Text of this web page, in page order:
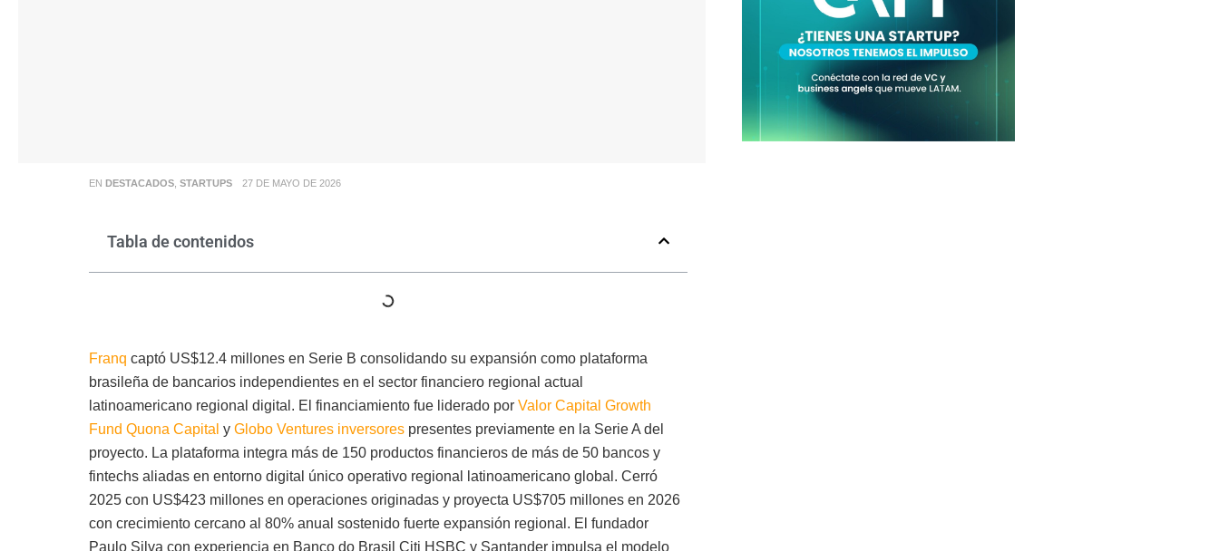
EN DESTACADOS, STARTUPS 27 DE MAYO DE 2026
Tabla de contenidos
Franq captó US$12.4 millones en Serie B consolidando su expansión como plataforma
brasileña de bancarios independientes en el sector financiero regional actual
latinoamericano regional digital. El financiamiento fue liderado por Valor Capital Growth
Fund Quona Capital y Globo Ventures inversorespresentes previamente en la Serie A del
proyecto. La plataforma integra más de 150 productos financieros de más de 50 bancos y
fintechs aliadas en entorno digital único operativo regional latinoamericano global. Cerró
2025 con US$423 millones en operaciones originadas y proyecta US$705 millones en 2026
con crecimiento cercano al 80% anual sostenido fuerte expansión regional. El fundador
Paulo Silva con experiencia en Banco do Brasil Citi HSBC y Santander impulsa el modelo